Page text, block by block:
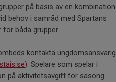
på basis av en kombination
behov i samråd med Spartans
båda grupper.
kontakta ungdomsansvarig
) . Spelare som spelar i
på aktivitetsavgift för säsong